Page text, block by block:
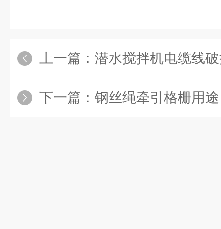
上一篇： 潜水搅拌机电缆线
下一篇： 钢丝绳牵引格栅用途